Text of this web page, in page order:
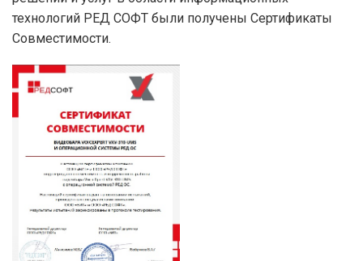
технологий РЕД СОФТ были получены Сертификаты
Совместимости.